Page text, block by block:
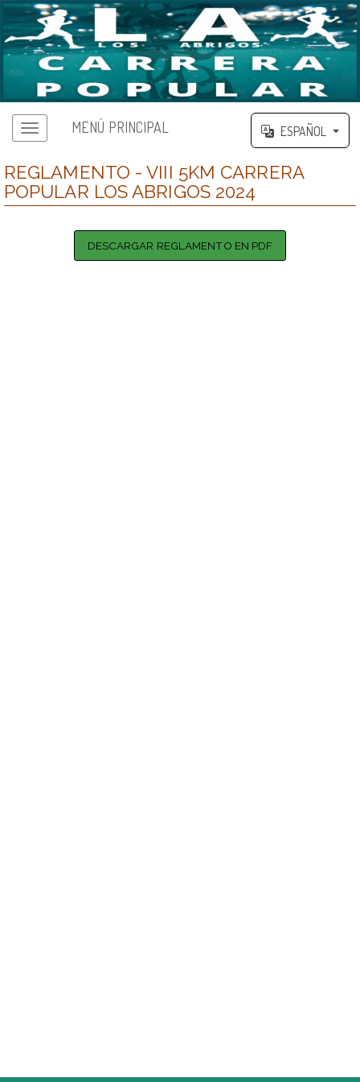
MENÚ PRINCIPAL ESPAÑOL
REGLAMENTO - VIII 5KM CARRERA
POPULAR LOS ABRIGOS 2024
DESCARGAR REGLAMENTO EN PDF